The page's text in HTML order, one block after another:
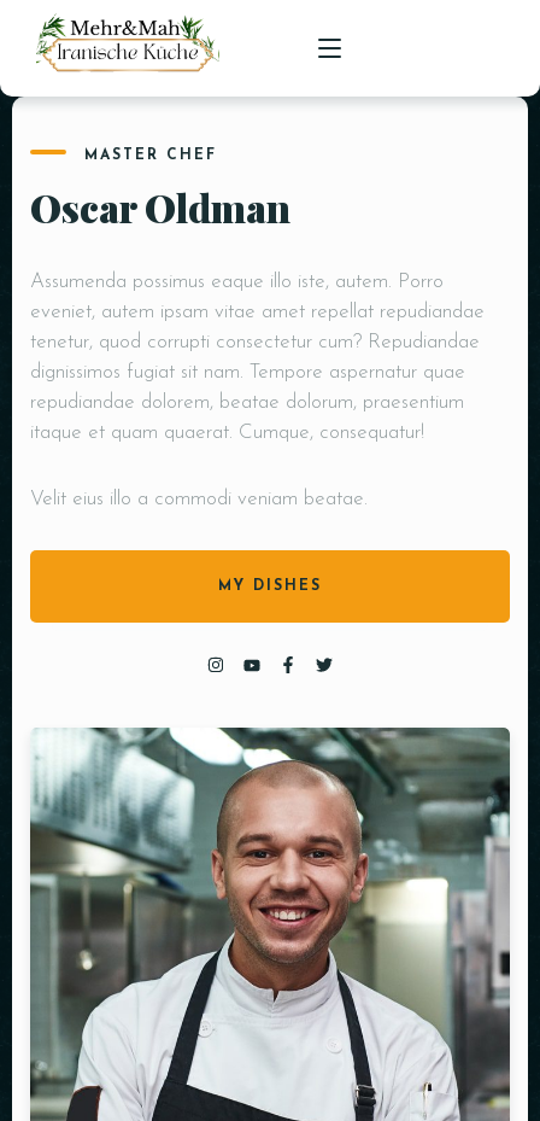
SPEISEKARTE
RESERVIERUNGEN
MASTER CHEF
Oscar Oldman
Assumenda possimus eaque illo iste, autem. Porro
eveniet, autem ipsam vitae amet repellat repudiandae
tenetur, quod corrupti consectetur cum? Repudiandae
dignissimos fugiat sit nam. Tempore aspernatur quae
repudiandae dolorem, beatae dolorum, praesentium
itaque et quam quaerat. Cumque, consequatur!
Velit eius illo a commodi veniam beatae.
MY DISHES